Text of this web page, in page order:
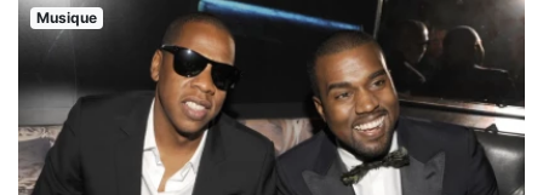
Musique